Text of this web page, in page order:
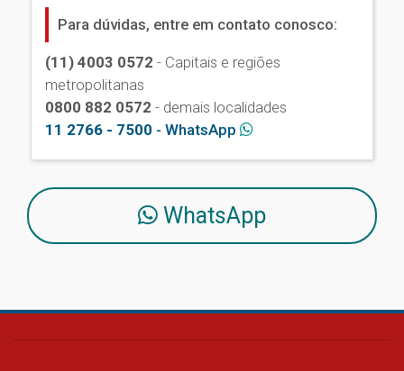
Para dúvidas, entre em contato conosco:
(11) 4003 0572 - Capitais e regiões
metropolitanas
0800 882 0572 - demais localidades
11 2766 - 7500 - WhatsApp
WhatsApp